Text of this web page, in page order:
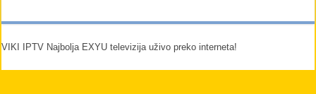
VIKI IPTV Najbolja EXYU televizija uživo preko interneta!